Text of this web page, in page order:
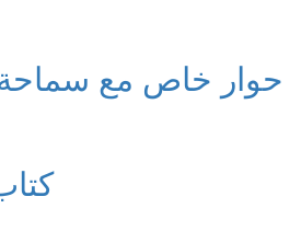
حوار خاص مع